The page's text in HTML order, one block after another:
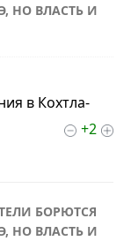
НО ВЛАСТЬ И
в Кохтла-
+2
БОРЮТСЯ
НО ВЛАСТЬ И